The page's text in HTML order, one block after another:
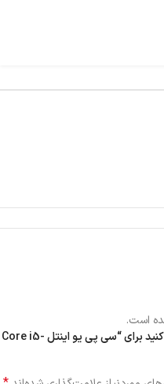
است.
اولین نفری باشید که دیدگاهی را ارسال می کنید برای “سی پی یو اینتل Core i5-